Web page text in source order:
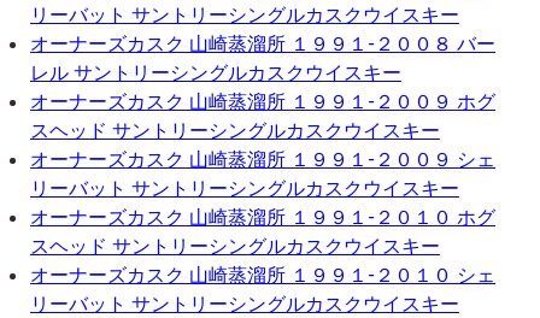
リーバット サントリーシングルカスクウイスキー
オーナーズカスク 山崎蒸溜所 １９９１-２００８ バー
レル サントリーシングルカスクウイスキー
オーナーズカスク 山崎蒸溜所 １９９１-２００９ ホグ
スヘッド サントリーシングルカスクウイスキー
オーナーズカスク 山崎蒸溜所 １９９１-２００９ シェ
リーバット サントリーシングルカスクウイスキー
オーナーズカスク 山崎蒸溜所 １９９１-２０１０ ホグ
スヘッド サントリーシングルカスクウイスキー
オーナーズカスク 山崎蒸溜所 １９９１-２０１０ シェ
リーバット サントリーシングルカスクウイスキー